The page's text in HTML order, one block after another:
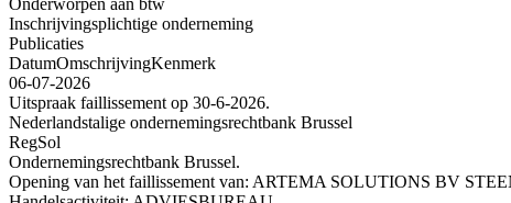
Inschrijvingsplichtige onderneming
Publicaties
DatumOmschrijvingKenmerk
06-07-2026
Uitspraak faillissement op 30-6-2026.
Nederlandstalige ondernemingsrechtbank Brussel
RegSol
Ondernemingsrechtbank Brussel.
Opening van het faillissement van: ARTEMA SOLUTIONS BV